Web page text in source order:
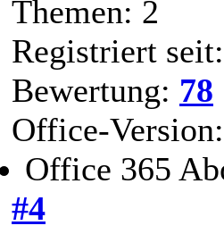
Themen: 2
Registriert
Bewertung: 78
Office-Version:
Office 365
#4